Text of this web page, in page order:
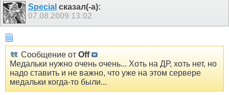
Special сказал(-а):
07.08.2009 13:02
Сообщение от Off
Медальки нужно очень очень... Хоть на ДР, хоть нет, но
надо ставить и не важно, что уже на этом сервере
медальки когда-то были...